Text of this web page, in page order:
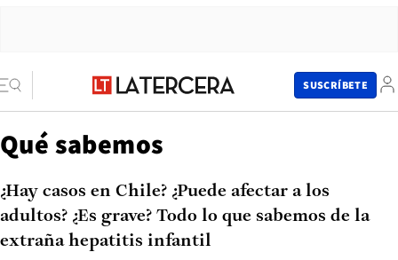
SUSCRÍBETE
Qué sabemos
¿Hay casos en Chile? ¿Puede afectar a los
adultos? ¿Es grave? Todo lo que sabemos de la
extraña hepatitis infantil